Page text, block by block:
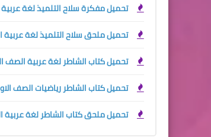
تحميل مفكرة سلاح التلميذ لغة عربية
تحميل ملحق سلاح التلميذ لغة عربية
تحميل كتاب الشاطر لغة عربية الصف
تحميل كتاب الشاطر رياضيات الصف الاول
تحميل ملحق كتاب الشاطر لغة عربية الصف